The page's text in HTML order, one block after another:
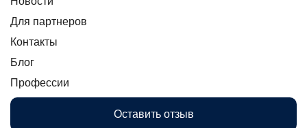
Для партнеров
Контакты
Блог
Профессии
Оставить отзыв